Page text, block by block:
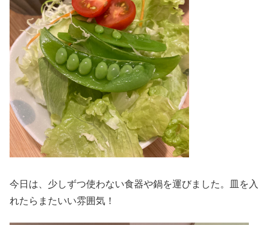
今日は、少しずつ使わない食器や鍋を運びました。皿を入
れたらまたいい雰囲気！